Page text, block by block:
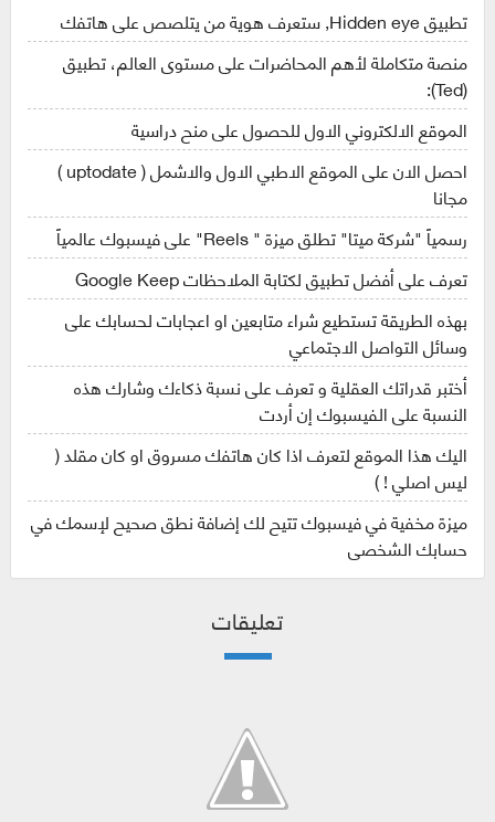
تطبيق Hidden eye, ستعرف هوية من يتلصص على هاتفك
منصة متكاملة لأهم المحاضرات على مستوى العالم، تطبيق
(Ted):
الموقع الالكتروني الاول للحصول على منح دراسية
احصل الان على الموقع الاطبي الاول والاشمل ( uptodate )
مجانا
رسمياً "شركة ميتا" تطلق ميزة " Reels" على فيسبوك عالمياً
تعرف على أفضل تطبيق لكتابة الملاحظات Google Keep
بهذه الطريقة تستطيع شراء متابعين او اعجابات لحسابك على
وسائل التواصل الاجتماعي
أختبر قدراتك العقلية و تعرف على نسبة ذكاءك وشارك هذه
النسبة على الفيسبوك إن أردت
اليك هذا الموقع لتعرف اذا كان هاتفك مسروق او كان مقلد (
ليس اصلي ! )
ميزة مخفية في فيسبوك تتيح لك إضافة نطق صحيح لإسمك في
حسابك الشخصي
تعليقات